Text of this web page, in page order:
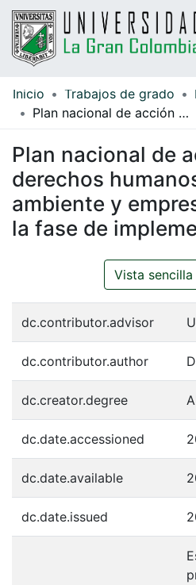
Comunidades
Guías
Inicio Trabajos de grado
Plan nacional de acción en derechos humanos, medio ambiente y empresa: ¿Cómo va la fase de implementación?
Plan nacional de
derechos
ambiente y
la fase de
Vista
dc.contributor.advisor
dc.contributor.author
dc.creator.degree
dc.date.accessioned
dc.date.available
dc.date.issued